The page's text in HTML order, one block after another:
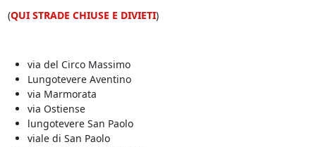
(QUI STRADE CHIUSE E DIVIETI)
via del Circo Massimo
Lungotevere Aventino
via Marmorata
via Ostiense
lungotevere San Paolo
viale di San Paolo